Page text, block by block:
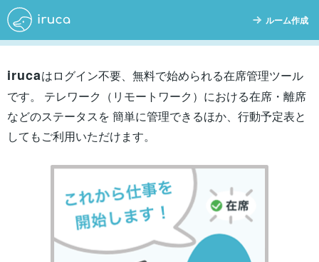
ルーム作成
irucaはログイン不要、無料で始められる在席管理ツール
です。
テレワーク（リモートワーク）における在席・離席
などのステータスを 簡単に管理できるほか、行動予定表と
してもご利用いただけます。